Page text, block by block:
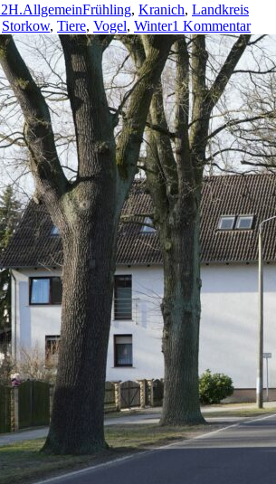
Autor
H.Kategorien
AllgemeinSchlagwörter
Frühling, Kranich, Landkreis
Storkow, Tiere, Vogel, Winter1 Kommentarzu
bei